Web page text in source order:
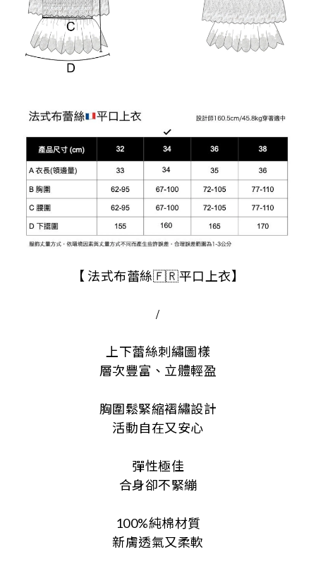
【 法式布蕾絲🇫🇷平口上衣】
/
上下蕾絲刺繡圖樣
層次豐富、立體輕盈
胸圍鬆緊縮褶繡設計
活動自在又安心
彈性極佳
合身卻不緊繃
100%純棉材質
新膚透氣又柔軟